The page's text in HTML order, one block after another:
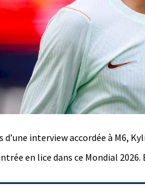
d’une interview accordée à M6,
en lice dans ce Mondial